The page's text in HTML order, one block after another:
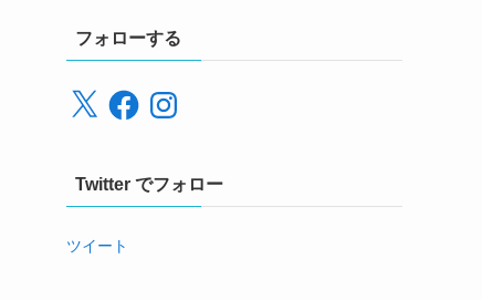
フォローする
X FacebookInstagram
Twitter でフォロー
ツイート